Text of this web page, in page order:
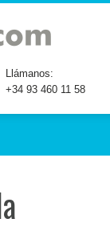
Llámanos:
+34 93 460 11 58